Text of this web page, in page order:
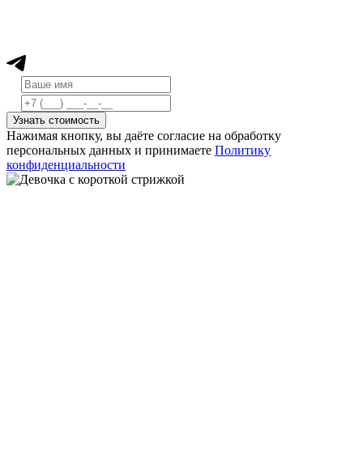
Узнать стоимость
Нажимая кнопку, вы даёте согласие на обработку
персональных данных и принимаете Политику
конфиденциальности